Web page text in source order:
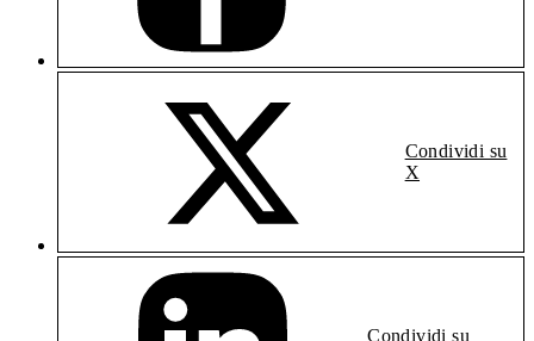
Condividi su
X
Condividi su